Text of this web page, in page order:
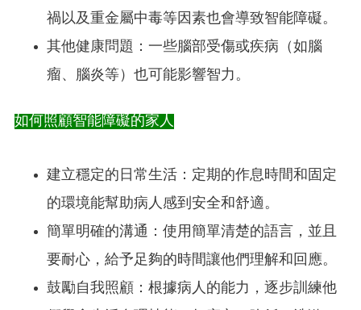
禍以及重金屬中毒等因素也會導致智能障礙。
其他健康問題：一些腦部受傷或疾病（如腦
瘤、腦炎等）也可能影響智力。
如何照顧智能障礙的家人
建立穩定的日常生活：定期的作息時間和固定
的環境能幫助病人感到安全和舒適。
簡單明確的溝通：使用簡單清楚的語言，並且
要耐心，給予足夠的時間讓他們理解和回應。
鼓勵自我照顧：根據病人的能力，逐步訓練他